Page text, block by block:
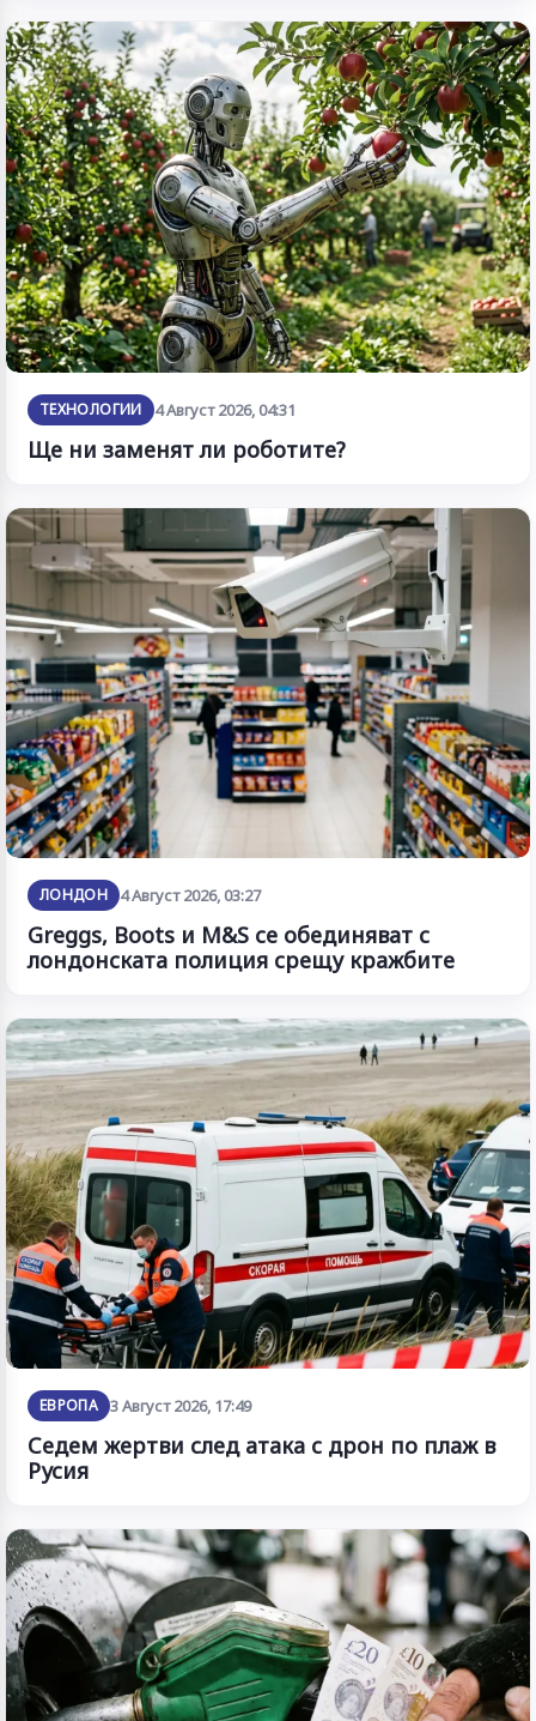
ТЕХНОЛОГИИ 4 Август 2026, 04:31
Ще ни заменят ли роботите?
ЛОНДОН 4 Август 2026, 03:27
Greggs, Boots и M&S се обединяват с
лондонската полиция срещу кражбите
ЕВРОПА 3 Август 2026, 17:49
Седем жертви след атака с дрон по плаж в
Русия